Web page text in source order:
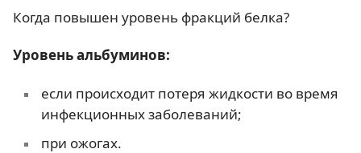
Когда повышен уровень фракций белка?
Уровень альбуминов:
если происходит потеря жидкости во время
инфекционных заболеваний;
при ожогах.